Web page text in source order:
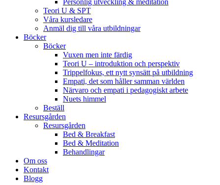
Personlig utveckling & meditation
Teori U & SPT
Våra kursledare
Anmäl dig till våra utbildningar
Böcker
Böcker
Vuxen men inte färdig
Teori U – introduktion och perspektiv
Trippelfokus, ett nytt synsätt på utbildning
Empati, det som håller samman världen
Närvaro och empati i pedagogiskt arbete
Nuets himmel
Beställ
Resursgården
Resursgården
Bed & Breakfast
Bed & Meditation
Behandlingar
Om oss
Kontakt
Blogg